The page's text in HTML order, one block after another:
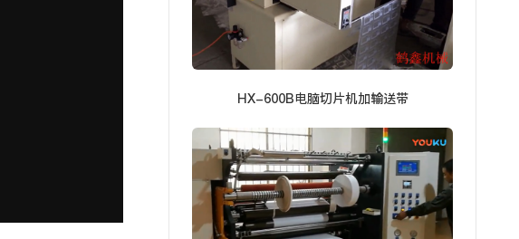
HX-600B电脑切片机加输送带